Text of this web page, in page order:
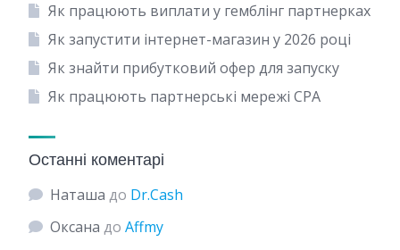
Як працюють виплати у гемблінг партнерках
Як запустити інтернет-магазин у 2026 році
Як знайти прибутковий офер для запуску
Як працюють партнерські мережі CPA
Останні коментарі
Наташа до Dr.Cash
Оксана до Affmy